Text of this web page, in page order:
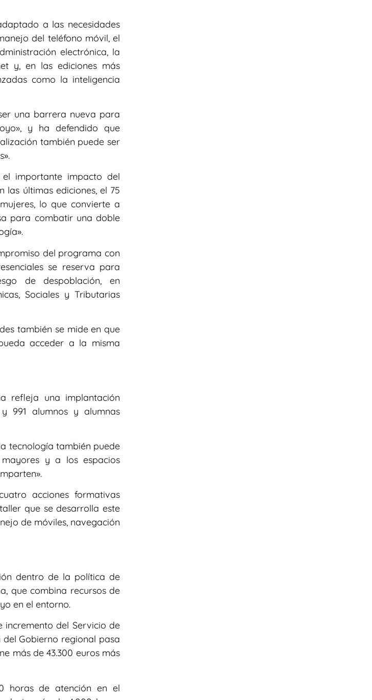
a las necesidades
del teléfono móvil, el
electrónica, la
y, en las ediciones más
como la inteligencia
una barrera nueva para
y ha defendido que
también puede ser
importante impacto del
últimas ediciones, el 75
lo que convierte a
para combatir una doble
del programa con
se reserva para
de despoblación, en
Sociales y Tributarias
también se mide en que
acceder a la misma
refleja una implantación
991 alumnos y alumnas
tecnología también puede
y a los espacios
acciones formativas
que se desarrolla este
de móviles, navegación
dentro de la política de
que combina recursos de
en el entorno.
incremento del Servicio de
Gobierno regional pasa
más de 43.300 euros más
horas de atención en el